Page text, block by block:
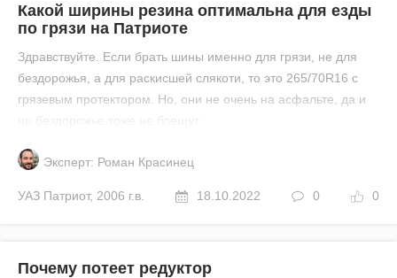
Какой ширины резина оптимальна для езды
по грязи на Патриоте
Здравствуйте. Если брать шины именно для грязи, не для
бездорожья, а для раскисшей слякоти, то это 265/70R16 с
грязевым протектором. Но, они не очень на асфальте, да и
Эксперт: Роман Красинец
УАЗ Патриот, 2006 г.в. 18.10.2022 0 0
Почему потеет редуктор